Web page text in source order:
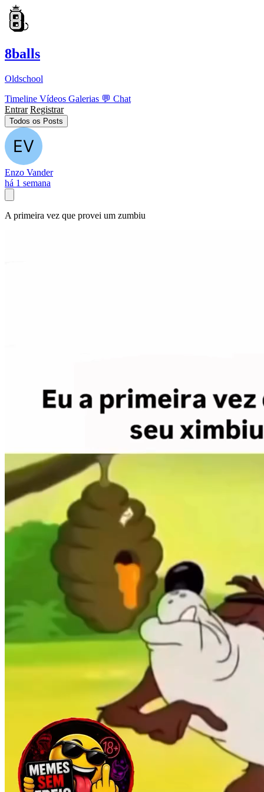
8balls
Oldschool
Timeline Vídeos Galerias 💬 Chat
Entrar Registrar
Todos os Posts
Enzo Vander
há 1 semana
A primeira vez que provei um zumbiu